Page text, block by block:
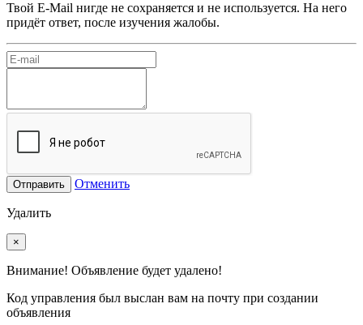
Твой E-Mail нигде не сохраняется и не используется. На него
придёт ответ, после изучения жалобы.
Отправить Отменить
Удалить
×
Внимание! Объявление будет удалено!
Код управления был выслан вам на почту при создании
объявления